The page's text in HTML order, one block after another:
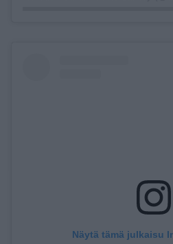
Näytä tämä julkaisu